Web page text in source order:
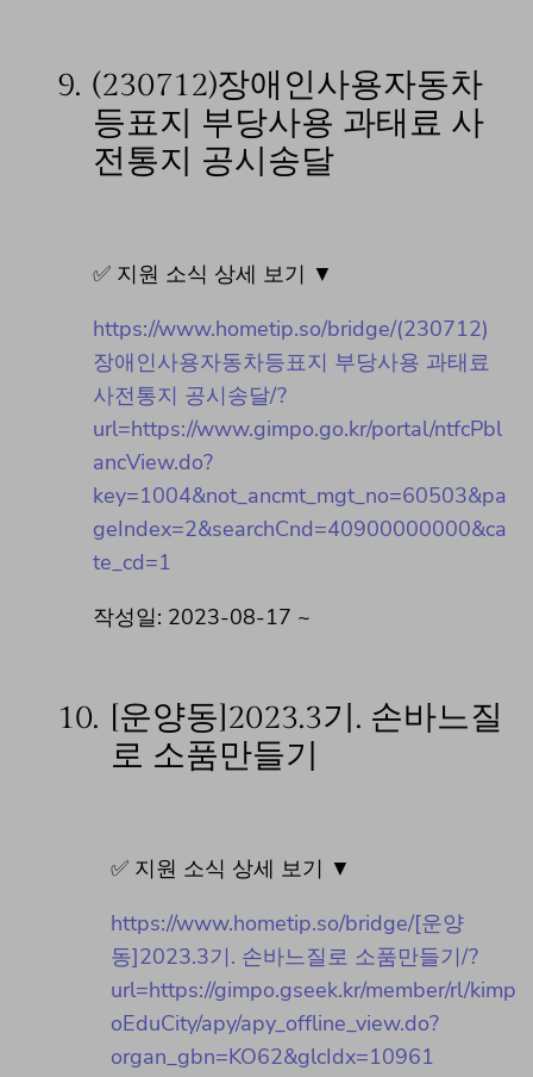
9. (230712)장애인사용자동차
등표지 부당사용 과태료 사
전통지 공시송달
✅ 지원 소식 상세 보기 ▼
https://www.hometip.so/bridge/(230712)
장애인사용자동차등표지 부당사용 과태료
사전통지 공시송달/?
url=https://www.gimpo.go.kr/portal/ntfcPbl
ancView.do?
key=1004&not_ancmt_mgt_no=60503&pa
geIndex=2&searchCnd=40900000000&ca
te_cd=1
작성일: 2023-08-17 ~
10. [운양동]2023.3기. 손바느질
로 소품만들기
✅ 지원 소식 상세 보기 ▼
https://www.hometip.so/bridge/[운양
동]2023.3기. 손바느질로 소품만들기/?
url=https://gimpo.gseek.kr/member/rl/kimp
oEduCity/apy/apy_offline_view.do?
organ_gbn=KO62&glcIdx=10961